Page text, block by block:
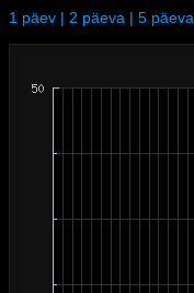
1 päev | 2 päeva | 5 päeva